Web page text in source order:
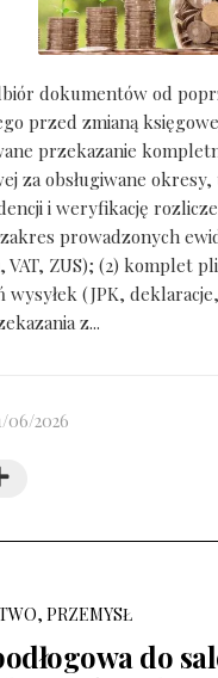
dokumentów od
przed zmianą
przekazanie
za obsługiwane okresy,
i weryfikację
prowadzonych
VAT, ZUS); (2) komplet
(JPK,
z...
06/2026
PRZEMYSŁ
do